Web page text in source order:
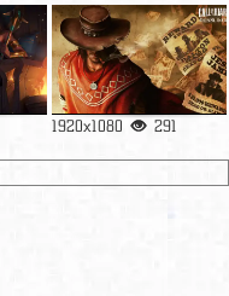
1920x1080 291